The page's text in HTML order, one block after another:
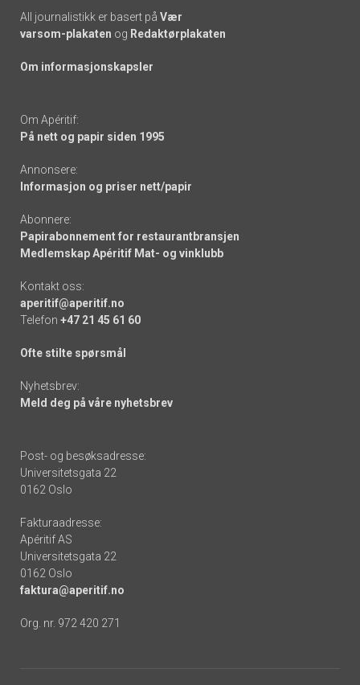
All journalistikk er basert på Vær
varsom-plakaten og Redaktørplakaten
Om informasjonskapsler
Om Apéritif:
På nett og papir siden 1995
Annonsere:
Informasjon og priser nett/papir
Abonnere:
Papirabonnement for restaurantbransjen
Medlemskap Apéritif Mat- og vinklubb
Kontakt oss:
aperitif@aperitif.no
Telefon +47 21 45 61 60
Ofte stilte spørsmål
Nyhetsbrev:
Meld deg på våre nyhetsbrev
Post- og besøksadresse:
Universitetsgata 22
0162 Oslo
Fakturaadresse:
Apéritif AS
Universitetsgata 22
0162 Oslo
faktura@aperitif.no
Org. nr. 972 420 271